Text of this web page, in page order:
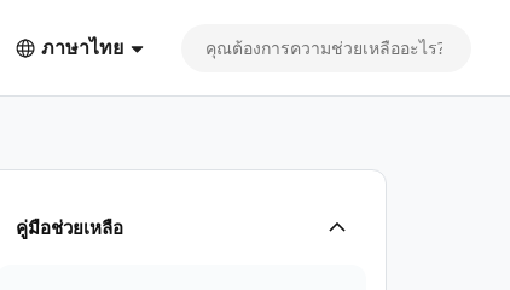
ภาษาไทย
คู่มือช่วยเหลือ